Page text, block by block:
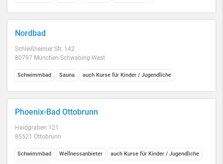
Nordbad
Schleißheimer Str. 142
80797 München Schwabing-West
Schwimmbad Sauna auch Kurse für Kinder / Jugendliche
Phoenix-Bad Ottobrunn
Haidgraben 121
85521 Ottobrunn
Schwimmbad Wellnessanbieter auch Kurse für Kinder / Jugendliche